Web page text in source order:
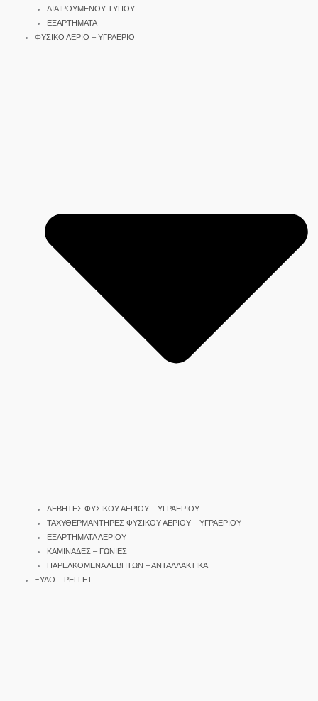
ΔΙΑΙΡΟΥΜΕΝΟΥ ΤΥΠΟΥ
ΕΞΑΡΤΗΜΑΤΑ
ΦΥΣΙΚΟ ΑΕΡΙΟ – ΥΓΡΑΕΡΙΟ
ΛΕΒΗΤΕΣ ΦΥΣΙΚΟΥ ΑΕΡΙΟΥ – ΥΓΡΑΕΡΙΟΥ
ΤΑΧΥΘΕΡΜΑΝΤΗΡΕΣ ΦΥΣΙΚΟΥ ΑΕΡΙΟΥ – ΥΓΡΑΕΡΙΟΥ
ΕΞΑΡΤΗΜΑΤΑ ΑΕΡΙΟΥ
ΚΑΜΙΝΑΔΕΣ – ΓΩΝΙΕΣ
ΠΑΡΕΛΚΟΜΕΝΑ ΛΕΒΗΤΩΝ – ΑΝΤΑΛΛΑΚΤΙΚΑ
ΞΥΛΟ – PELLET